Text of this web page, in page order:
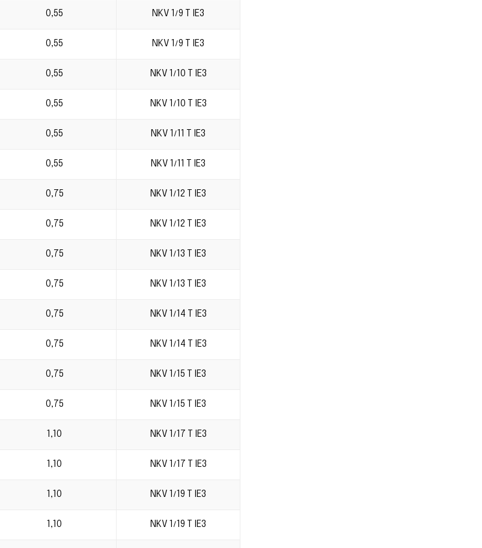
NKV 1/9 T IE3
0,55
NKV 1/9 T IE3
0,55
NKV 1/10 T IE3
0,55
NKV 1/10 T IE3
0,55
NKV 1/11 T IE3
0,55
NKV 1/11 T IE3
0,55
NKV 1/12 T IE3
0,75
NKV 1/12 T IE3
0,75
NKV 1/13 T IE3
0,75
NKV 1/13 T IE3
0,75
NKV 1/14 T IE3
0,75
NKV 1/14 T IE3
0,75
NKV 1/15 T IE3
0,75
NKV 1/15 T IE3
0,75
NKV 1/17 T IE3
1,10
NKV 1/17 T IE3
1,10
NKV 1/19 T IE3
1,10
NKV 1/19 T IE3
1,10